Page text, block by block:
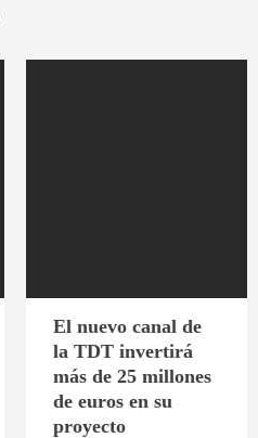
El nuevo canal de
la TDT invertirá
más de 25 millones
de euros en su
proyecto